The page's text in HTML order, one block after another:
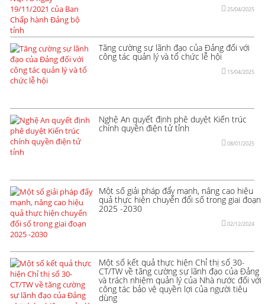
25/04/2025
Tăng cường sự lãnh đạo của Đảng đối với
công tác quản lý và tổ chức lễ hội
15/04/2025
Nghệ An quyết định phê duyệt Kiến trúc
chính quyền điện tử tỉnh
08/01/2025
Một số giải pháp đẩy mạnh, nâng cao hiệu
quả thực hiện chuyển đổi số trong giai đoạn
2025 -2030
02/12/2024
Một số kết quả thực hiện Chỉ thị số 30-
CT/TW về tăng cường sự lãnh đạo của Đảng
và trách nhiệm quản lý của Nhà nước đối với
công tác bảo vệ quyền lợi của người tiêu
dùng